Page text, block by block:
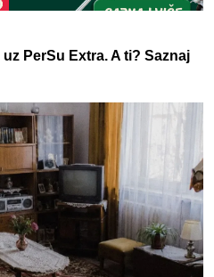
PerSu Extra. A ti? Saznaj